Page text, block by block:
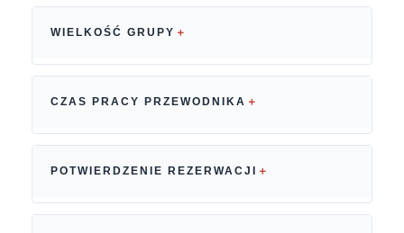
WIELKOŚĆ GRUPY
CZAS PRACY PRZEWODNIKA
POTWIERDZENIE REZERWACJI